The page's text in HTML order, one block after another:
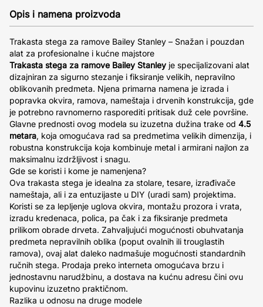
Opis i namena proizvoda
Trakasta stega za ramove Bailey Stanley – Snažan i pouzdan
alat za profesionalne i kućne majstore
Trakasta stega za ramove Bailey Stanley je specijalizovani alat
dizajniran za sigurno stezanje i fiksiranje velikih, nepravilno
oblikovanih predmeta. Njena primarna namena je izrada i
popravka okvira, ramova, nameštaja i drvenih konstrukcija, gde
je potrebno ravnomerno rasporediti pritisak duž cele površine.
Glavne prednosti ovog modela su izuzetna dužina trake od 4.5
metara, koja omogućava rad sa predmetima velikih dimenzija, i
robustna konstrukcija koja kombinuje metal i armirani najlon za
maksimalnu izdržljivost i snagu.
Gde se koristi i kome je namenjena?
Ova trakasta stega je idealna za stolare, tesare, izrađivače
nameštaja, ali i za entuzijaste u DIY (uradi sam) projektima.
Koristi se za lepljenje uglova okvira, montažu prozora i vrata,
izradu kredenaca, polica, pa čak i za fiksiranje predmeta
prilikom obrade drveta. Zahvaljujući mogućnosti obuhvatanja
predmeta nepravilnih oblika (poput ovalnih ili trouglastih
ramova), ovaj alat daleko nadmašuje mogućnosti standardnih
ručnih stega. Prodaja preko interneta omogućava brzu i
jednostavnu narudžbinu, a dostava na kućnu adresu čini ovu
kupovinu izuzetno praktičnom.
Razlika u odnosu na druge modele